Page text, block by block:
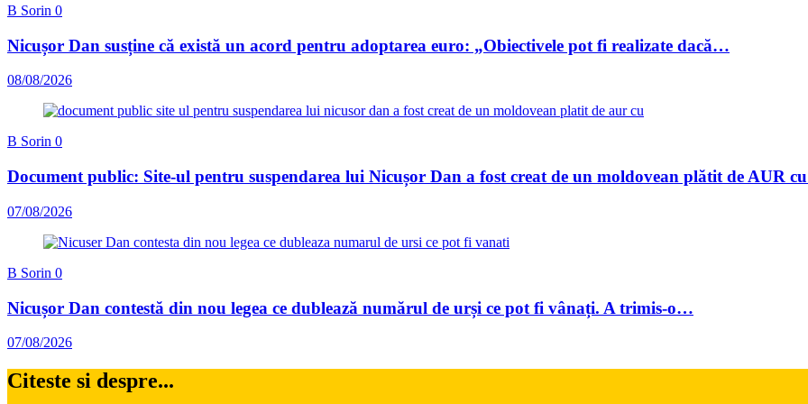
B Sorin 0
Nicușor Dan susține că există un acord pentru adoptarea euro: „Obiectivele pot fi realizate dacă…
08/08/2026
B Sorin 0
Document public: Site-ul pentru suspendarea lui Nicușor Dan a fost creat de un moldovean plătit de AUR
07/08/2026
B Sorin 0
Nicușor Dan contestă din nou legea ce dublează numărul de urși ce pot fi vânați. A trimis-o…
07/08/2026
Citeste si despre...